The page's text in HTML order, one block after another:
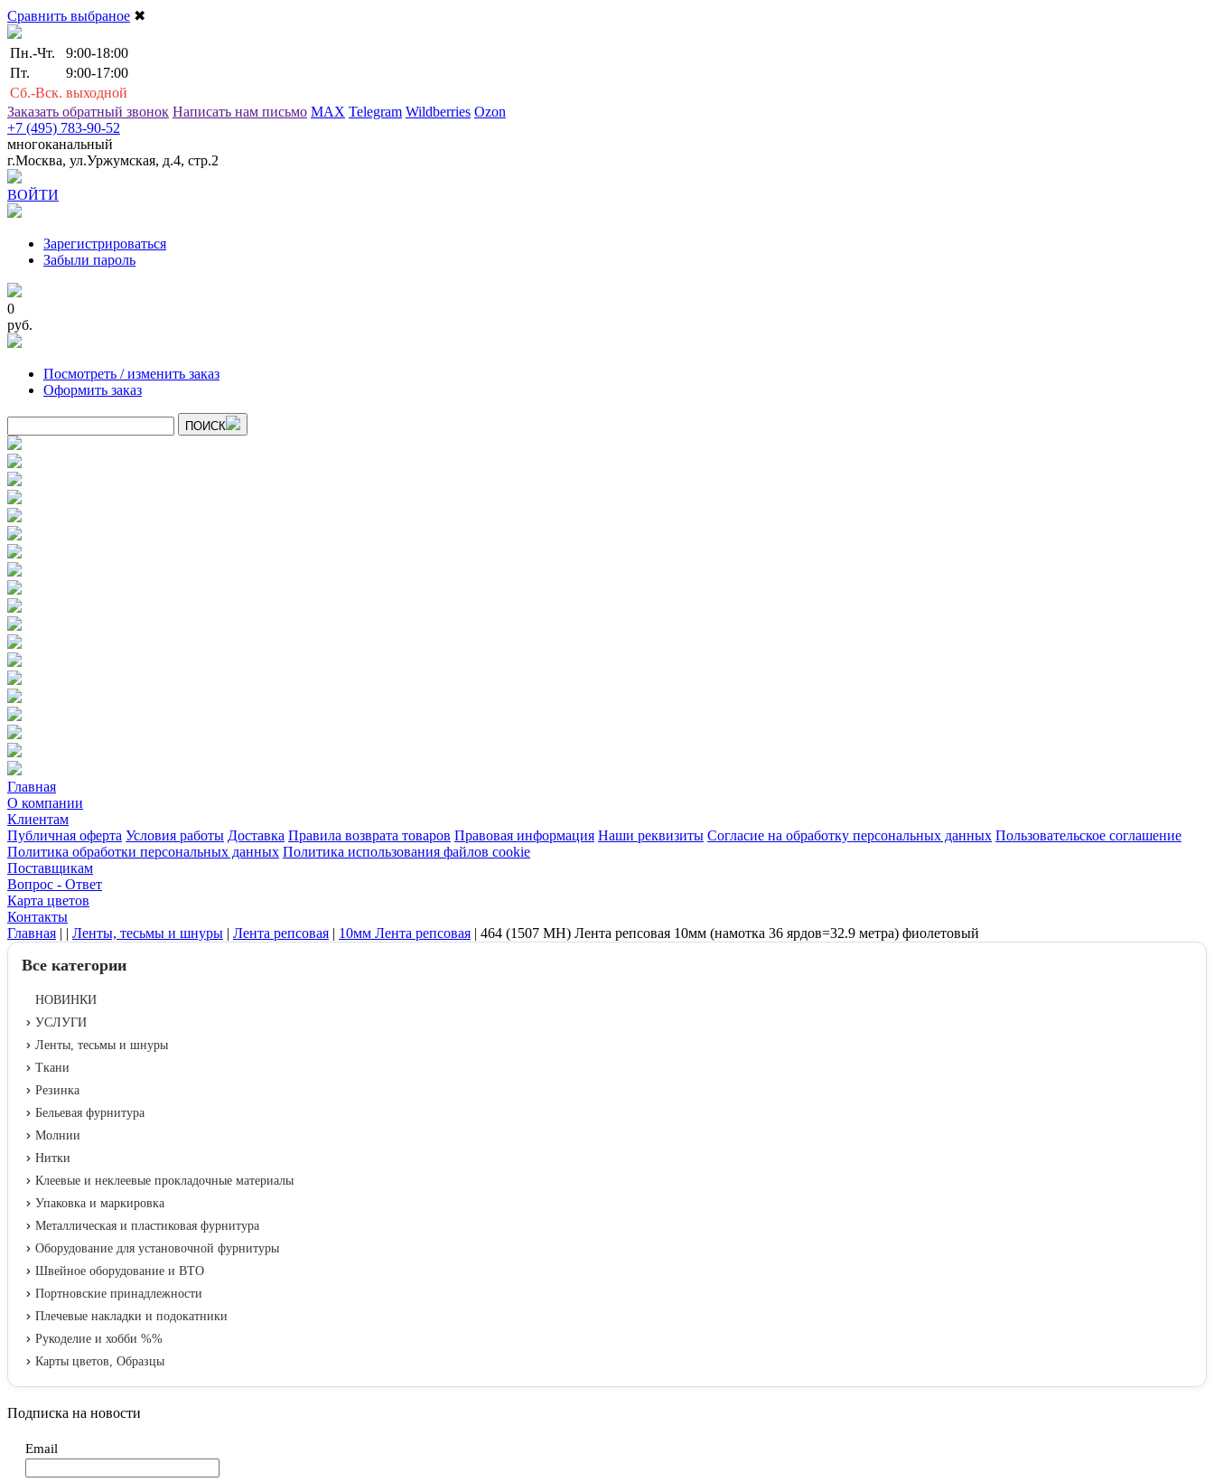
Сравнить выбраное ✖
Пн.-Чт.
9:00-18:00
Пт.
9:00-17:00
Сб.-Вск. выходной
Заказать обратный звонок Написать нам письмо MAX Telegram Wildberries Ozon
+7 (495) 783-90-52
многоканальный
г.Москва, ул.Уржумская, д.4, стр.2
ВОЙТИ
Зарегистрироваться
Забыли пароль
0
руб.
Посмотреть / изменить заказ
Оформить заказ
ПОИСК
Главная
О компании
Клиентам
Публичная оферта Условия работы Доставка Правила возврата товаров Правовая информация Наши реквизиты Согласие на обработку персональных данных Пользовательское соглашение
Политика обработки персональных данных Политика использования файлов cookie
Поставщикам
Вопрос - Ответ
Карта цветов
Контакты
Главная | | Ленты, тесьмы и шнуры | Лента репсовая | 10мм Лента репсовая | 464 (1507 МН) Лента репсовая 10мм (намотка 36 ярдов=32.9 метра) фиолетовый
Все категории
НОВИНКИ
УСЛУГИ
Ленты, тесьмы и шнуры
Ткани
Резинка
Бельевая фурнитура
Молнии
Нитки
Клеевые и неклеевые прокладочные материалы
Упаковка и маркировка
Металлическая и пластиковая фурнитура
Оборудование для установочной фурнитуры
Швейное оборудование и ВТО
Портновские принадлежности
Плечевые накладки и подокатники
Рукоделие и хобби %%
Карты цветов, Образцы
Подписка на новости
Email